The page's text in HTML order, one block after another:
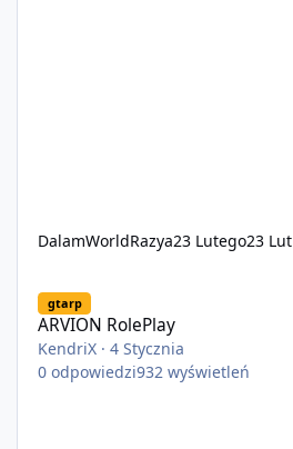
DalamWorldRazya23 Lutego23 Lut
gtarp
ARVION RolePlay
KendriX ·4 Stycznia
0 odpowiedzi932 wyświetleń